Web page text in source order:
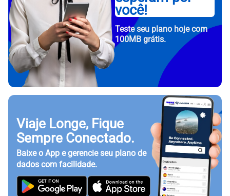
você!
Teste seu plano hoje com
100MB grátis.
Viaje Longe, Fique
Sempre Conectado.
Baixe o App e gerencie seu plano de
dados com facilidade.